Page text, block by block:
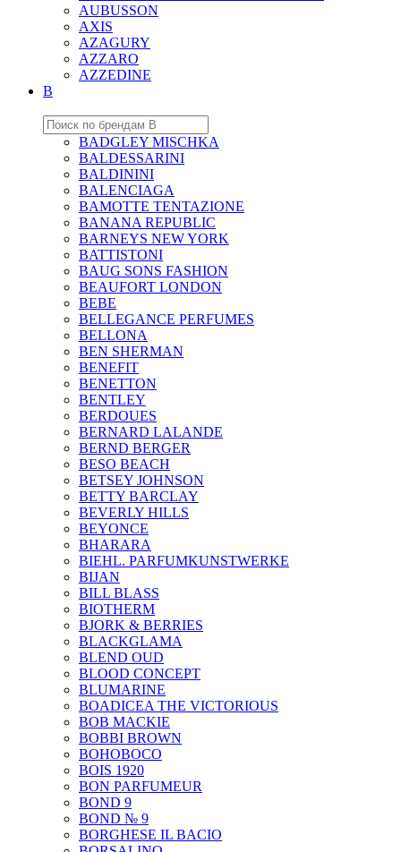
AUBUSSON
AXIS
AZAGURY
AZZARO
AZZEDINE
B
BADGLEY MISCHKA
BALDESSARINI
BALDININI
BALENCIAGA
BAMOTTE TENTAZIONE
BANANA REPUBLIC
BARNEYS NEW YORK
BATTISTONI
BAUG SONS FASHION
BEAUFORT LONDON
BEBE
BELLEGANCE PERFUMES
BELLONA
BEN SHERMAN
BENEFIT
BENETTON
BENTLEY
BERDOUES
BERNARD LALANDE
BERND BERGER
BESO BEACH
BETSEY JOHNSON
BETTY BARCLAY
BEVERLY HILLS
BEYONCE
BHARARA
BIEHL. PARFUMKUNSTWERKE
BIJAN
BILL BLASS
BIOTHERM
BJORK & BERRIES
BLACKGLAMA
BLEND OUD
BLOOD CONCEPT
BLUMARINE
BOADICEA THE VICTORIOUS
BOB MACKIE
BOBBI BROWN
BOHOBOCO
BOIS 1920
BON PARFUMEUR
BOND 9
BOND № 9
BORGHESE IL BACIO